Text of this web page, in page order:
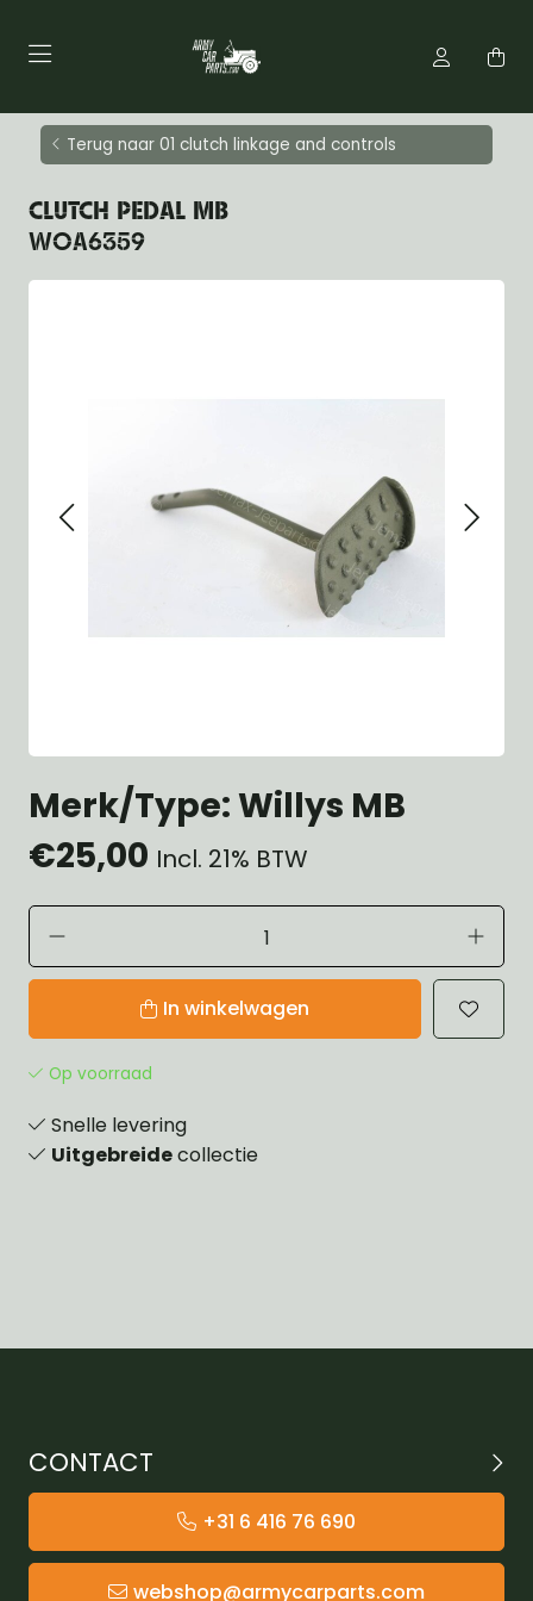
Terug naar 01 clutch linkage and controls
CLUTCH PEDAL MB
WOA6359
Merk/Type: Willys MB
€25,00 Incl. 21% BTW
In winkelwagen
Op voorraad
Snelle levering
Uitgebreidecollectie
CONTACT
+31 6 416 76 690
webshop@armycarparts.com